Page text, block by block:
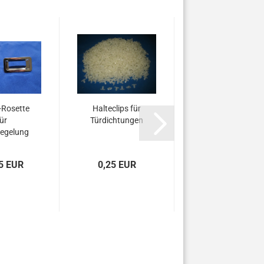
EUR
Halteclips für
Türdichtungen
0,25 EUR